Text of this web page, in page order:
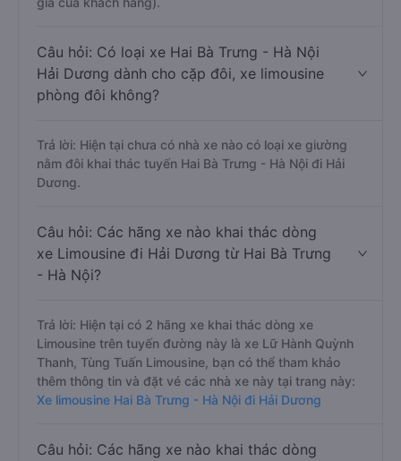
Câu hỏi: Có loại xe Hai Bà Trưng - Hà Nội
Hải Dương dành cho cặp đôi, xe limousine
phòng đôi không?
Trả lời: Hiện tại chưa có nhà xe nào có loại xe giường
nằm đôi khai thác tuyến Hai Bà Trưng - Hà Nội đi Hải
Dương.
Câu hỏi: Các hãng xe nào khai thác dòng
xe Limousine đi Hải Dương từ Hai Bà Trưng
- Hà Nội?
Trả lời: Hiện tại có 2 hãng xe khai thác dòng xe
Limousine trên tuyến đường này là xe Lữ Hành Quỳnh
Thanh, Tùng Tuấn Limousine, bạn có thể tham khảo
thêm thông tin và đặt vé các nhà xe này tại trang này:
Xe limousine Hai Bà Trưng - Hà Nội đi Hải Dương
Câu hỏi: Các hãng xe nào khai thác dòng